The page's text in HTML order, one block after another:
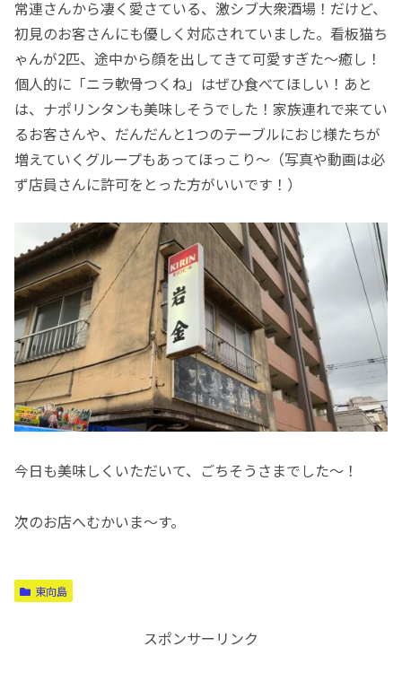
常連さんから凄く愛さている、激シブ大衆酒場！だけど、
初見のお客さんにも優しく対応されていました。看板猫ち
ゃんが2匹、途中から顔を出してきて可愛すぎた〜癒し！
個人的に「ニラ軟骨つくね」はぜひ食べてほしい！あと
は、ナポリンタンも美味しそうでした！家族連れで来てい
るお客さんや、だんだんと1つのテーブルにおじ様たちが
増えていくグループもあってほっこり〜（写真や動画は必
ず店員さんに許可をとった方がいいです！）
今日も美味しくいただいて、ごちそうさまでした〜！
次のお店へむかいま〜す。
東向島
スポンサーリンク